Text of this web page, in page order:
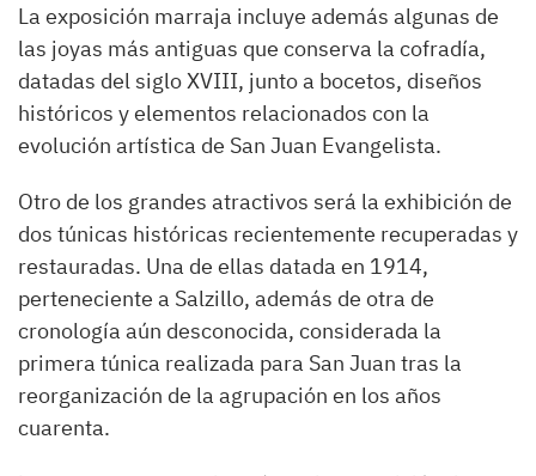
La exposición marraja incluye además algunas de
las joyas más antiguas que conserva la cofradía,
datadas del siglo XVIII, junto a bocetos, diseños
históricos y elementos relacionados con la
evolución artística de San Juan Evangelista.
Otro de los grandes atractivos será la exhibición de
dos túnicas históricas recientemente recuperadas y
restauradas. Una de ellas datada en 1914,
perteneciente a Salzillo, además de otra de
cronología aún desconocida, considerada la
primera túnica realizada para San Juan tras la
reorganización de la agrupación en los años
cuarenta.